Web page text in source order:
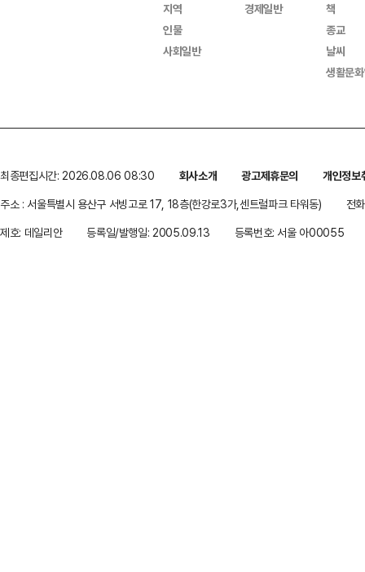
지역
인물
사회일반
경제일반
책
종교
날씨
생활문
최종편집시간: 2026.08.06 08:30 회사소개 광고제휴문의
개인정보
주소 : 서울특별시 용산구 서빙고로 17, 18층(한강로3가,센트럴파크 타워동)
전
제호: 데일리안
등록일/발행일: 2005.09.13 등록번호: 서울 아00055